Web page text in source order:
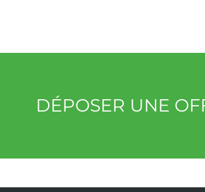
DÉPOSER UNE